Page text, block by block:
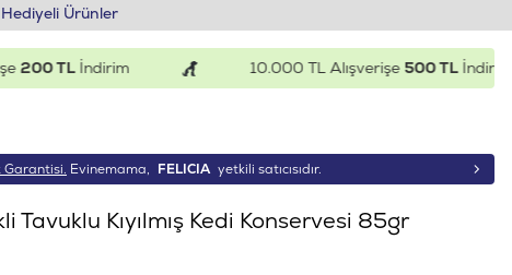
Hediyeli Ürünler
TLİndirim 10.000 TL Alışverişe500 TLİndirim
Garantisi. Evinemama, FELICIA yetkili satıcısıdır.
Tavuklu Kıyılmış Kedi Konservesi 85gr